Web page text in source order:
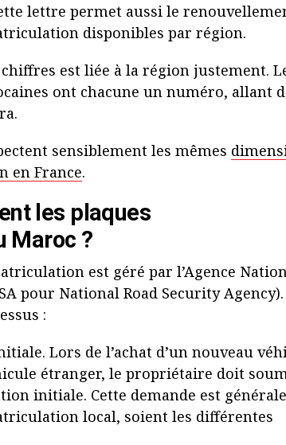
lettre permet aussi le
disponibles par région.
est liée à la région justement.
ont chacune un numéro, allant
sensiblement les mêmes
en France.
les plaques
Maroc ?
est géré par l’Agence
pour National Road Security
:
Lors de l’achat d’un nouveau
étranger, le propriétaire doit
initiale. Cette demande est
local, soient les différentes